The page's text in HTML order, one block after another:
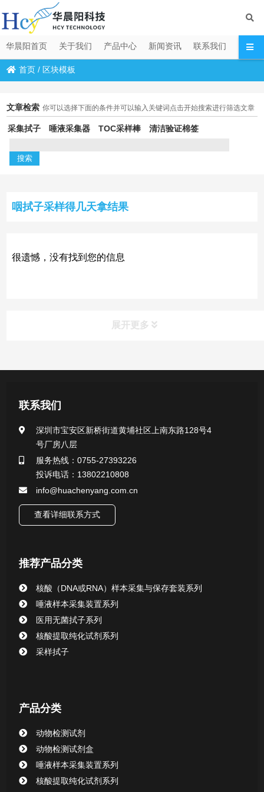
华晨阳首页 关于我们 产品中心 新闻资讯 联系我们
首页 / 区块模板
文章检索 你可以选择下面的条件并可以输入关键词点击开始搜索进行筛选文章
采集拭子 唾液采集器 TOC采样棒 清洁验证棉签
咽拭子采样得几天拿结果
很遗憾，没有找到您的信息
展开更多
产品中心
医用无菌采样拭子系列
一次性使用采样器系列
微生物样本保存液（通用运输传媒介质）系列
核酸（DNA&RNA）样本采集与保存套装系列
唾液样本采集装置系列
清洁验证棉签系列
动物检测试剂
联系我们
深圳市宝安区新桥街道黄埔社区上南东路128号4
号厂房八层
服务热线：0755-27393226
投诉电话：13802210808
info@huachenyang.com.cn
查看详细联系方式
推荐产品分类
核酸（DNA或RNA）样本采集与保存套装系列
唾液样本采集装置系列
医用无菌拭子系列
核酸提取纯化试剂系列
采样拭子
产品分类
动物检测试剂
动物检测试剂盒
唾液样本采集装置系列
核酸提取纯化试剂系列